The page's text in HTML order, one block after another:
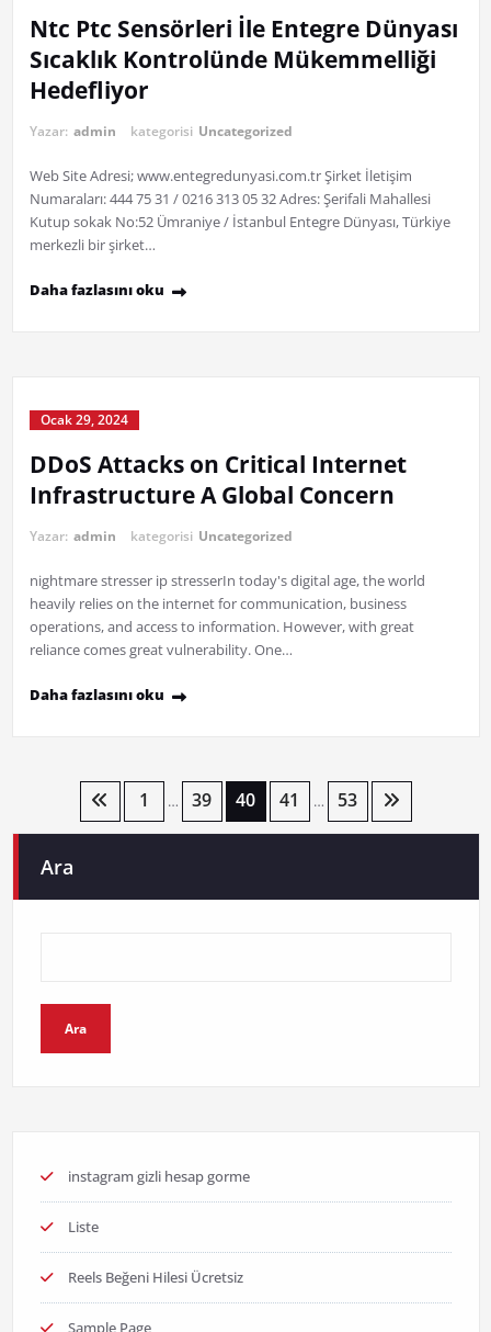
Ntc Ptc Sensörleri İle Entegre Dünyası
Sıcaklık Kontrolünde Mükemmelliği
Hedefliyor
Yazar: admin kategorisi Uncategorized
Web Site Adresi; www.entegredunyasi.com.tr Şirket İletişim
Numaraları: 444 75 31 / 0216 313 05 32 Adres: Şerifali Mahallesi
Kutup sokak No:52 Ümraniye / İstanbul Entegre Dünyası, Türkiye
merkezli bir şirket…
Daha fazlasını oku
Ocak 29, 2024
DDoS Attacks on Critical Internet
Infrastructure A Global Concern
Yazar: admin kategorisi Uncategorized
nightmare stresser ip stresserIn today's digital age, the world
heavily relies on the internet for communication, business
operations, and access to information. However, with great
reliance comes great vulnerability. One…
Daha fazlasını oku
sayfalaması
1 … 39 40 41 … 53
Ara
Ara
instagram gizli hesap gorme
Liste
Reels Beğeni Hilesi Ücretsiz
Sample Page